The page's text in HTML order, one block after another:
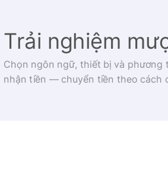
Trải nghiệm
Chọn ngôn ngữ, thiết bị và phương
nhận tiền — chuyển tiền theo cách